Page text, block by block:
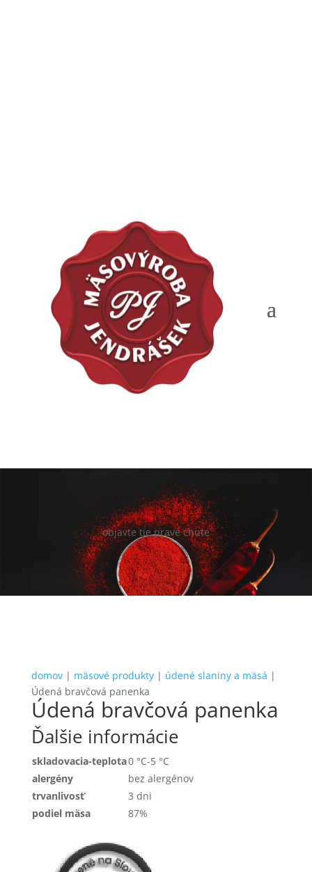
objavte tie pravé chute
domov| mäsové produkty| údené slaniny a mäsá |
Údená bravčová panenka
Údená bravčová panenka
Ďalšie informácie
skladovacia-teplota0 °C-5 °C
alergény
bez alergénov
trvanlivosť
3 dni
podiel mäsa
87%